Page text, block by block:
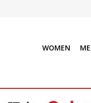
WOMEN